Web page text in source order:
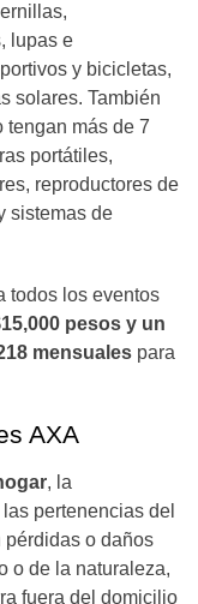
lupas e
y bicicletas,
solares. También
tengan más de 7
portátiles,
reproductores de
sistemas de
todos los eventos
pesos y un
mensuales para
AXA
, la
pertenencias del
pérdidas o daños
o de la naturaleza,
fuera del domicilio